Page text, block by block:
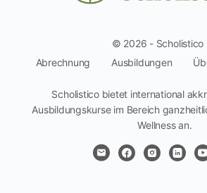
© 2026 - Scholistico
Abrechnung
Ausbildungen
Scholistico bietet international
Ausbildungskurse im Bereich
Wellness an.